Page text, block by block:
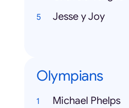
Jesse y Joy
Olympians
Michael Phelps